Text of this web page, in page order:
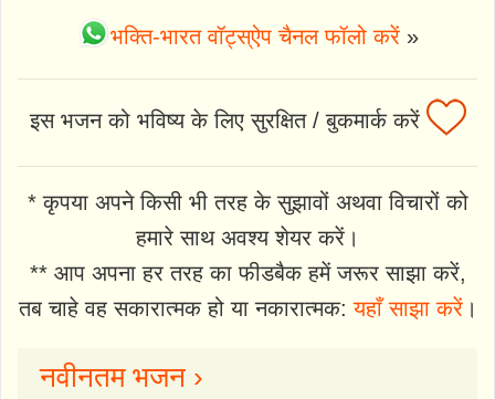
भक्ति-भारत वॉट्स्ऐप चैनल फॉलो करें»
इस भजन को भविष्य के लिए सुरक्षित / बुकमार्क करें
* कृपया अपने किसी भी तरह के सुझावों अथवा विचारों को
हमारे साथ अवश्य शेयर करें।
** आप अपना हर तरह का फीडबैक हमें जरूर साझा करें,
तब चाहे वह सकारात्मक हो या नकारात्मक:यहाँ साझा करें।
नवीनतम भजन ›